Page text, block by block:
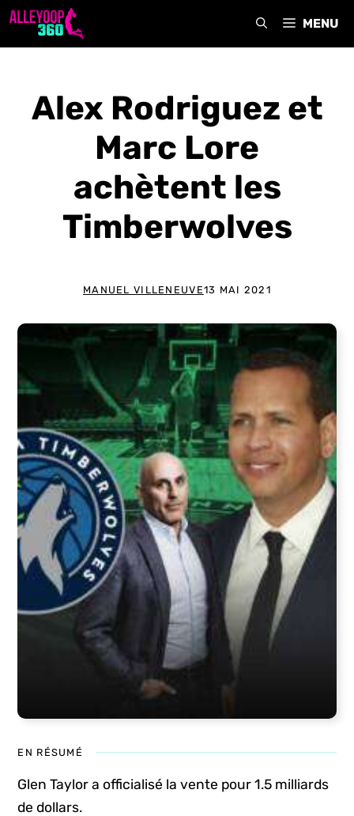
Aller
MENU
Alex Rodriguez et
Marc Lore
achètent les
Timberwolves
MANUEL VILLENEUVE13 MAI 2021
EN RÉSUMÉ
Glen Taylor a officialisé la vente pour 1.5 milliards
de dollars.